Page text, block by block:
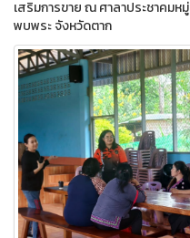
เสริมการขาย ณ ศาลาประชาคม
พบพระ จังหวัดตาก